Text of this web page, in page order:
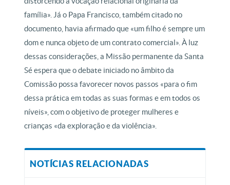
família». Já o Papa Francisco, também citado no
documento, havia afirmado que «um filho é sempre um
dom e nunca objeto de um contrato comercial». À luz
dessas considerações, a Missão permanente da Santa
Sé espera que o debate iniciado no âmbito da
Comissão possa favorecer novos passos «para o fim
dessa prática em todas as suas formas e em todos os
níveis», com o objetivo de proteger mulheres e
crianças «da exploração e da violência».
NOTÍCIAS RELACIONADAS